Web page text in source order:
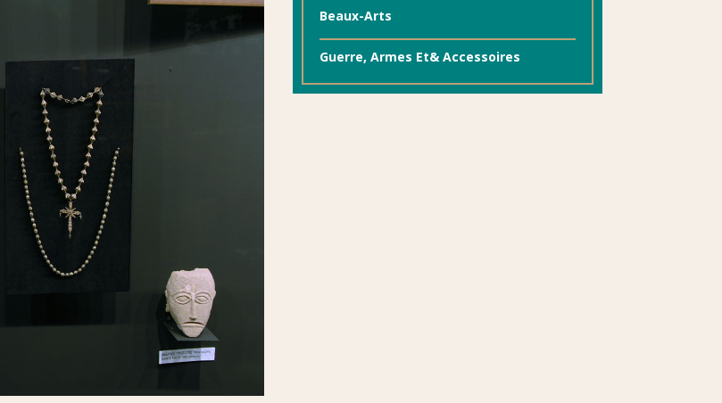
Beaux-Arts
Guerre, Armes Et& Accessoires